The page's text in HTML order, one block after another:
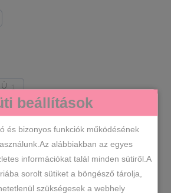
1
37 39 1
42
beállítások
és bizonyos funkciók működésének
alábbiakban az egyes
információkat talál minden sütiről.A
sorolt sütiket a böngésző tárolja,
szükségesek a webhely